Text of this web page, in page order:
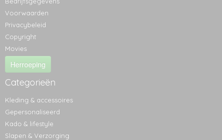
Voorwaarden
Privacybeleid
Copyright
Movies
Herroeping
Categorieën
Kleding & accessoires
Gepersonaliseerd
Kado & lifestyle
Slapen & Verzorging